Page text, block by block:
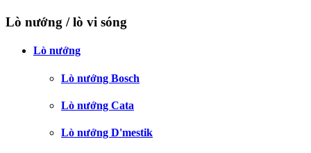
Lò nướng / lò vi sóng
Lò nướng
Lò nướng Bosch
Lò nướng Cata
Lò nướng D'mestik